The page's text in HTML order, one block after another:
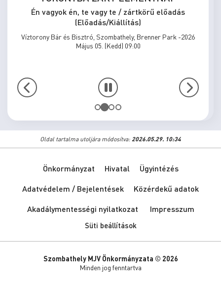
Én vagyok én, te vagy te / zártkörű előadás
(Előadás/Kiállítás)
Víztorony Bár és Bisztró, Szombathely, Brenner Park -2026
Május 05. (Kedd) 09:00
Oldal tartalma utoljára módosítva: 2026.05.29. 10:34
Önkormányzat Hivatal
Ügyintézés
Adatvédelem / Bejelentések
Közérdekű adatok
Akadálymentességi nyilatkozat
Impresszum
Süti beállítások
Szombathely MJV Önkormányzata © 2026
Minden jog fenntartva